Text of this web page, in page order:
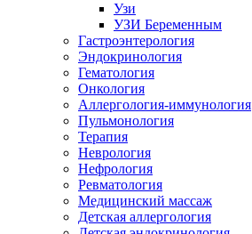
Узи
УЗИ Беременным
Гастроэнтерология
Эндокринология
Гематология
Онкология
Аллергология-иммунология
Пульмонология
Терапия
Неврология
Нефрология
Ревматология
Медицинский массаж
Детская аллергология